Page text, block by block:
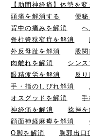
【肋間神経痛】体勢を
頭痛を解消する
便秘
背中の痛みを解消
ヘ
脊柱管狭窄症を解消
外反母趾を解消
股
肉離れを解消
シン
眼精疲労を解消
反
手・指のしびれ解消
オスグッドを解消
手
神経痛を解消
捻挫を
顔面神経麻痺を解消
O脚を解消
胸郭出口